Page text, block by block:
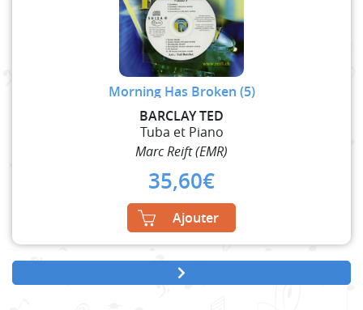
Morning Has Broken (5)
BARCLAY TED
Tuba et Piano
Marc Reift (EMR)
35,60€
Ajouter